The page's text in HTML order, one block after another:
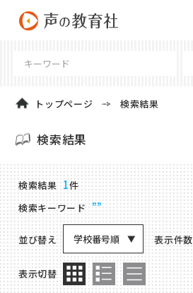
トップページ 検索結果
検索結果
商品検索結果
検索結果 1件
検索キーワード ””
並び替え 学校番号順 表示件数
表示切替